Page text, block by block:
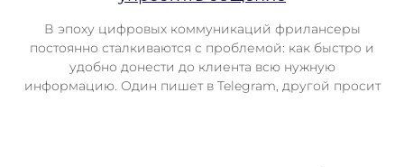
В эпоху цифровых коммуникаций фрилансеры
постоянно сталкиваются с проблемой: как быстро и
удобно донести до клиента всю нужную
информацию. Один пишет в Telegram, другой просит